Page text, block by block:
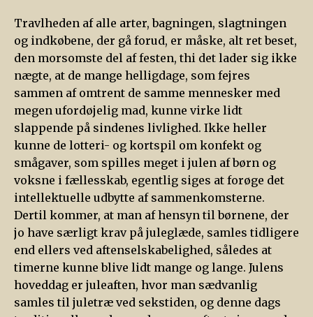
Travlheden af alle arter, bagningen, slagtningen
og indkøbene, der gå forud, er måske, alt ret beset,
den morsomste del af festen, thi det lader sig ikke
nægte, at de mange helligdage, som fejres
sammen af omtrent de samme mennesker med
megen ufordøjelig mad, kunne virke lidt
slappende på sindenes livlighed. Ikke heller
kunne de lotteri- og kortspil om konfekt og
smågaver, som spilles meget i julen af børn og
voksne i fællesskab, egentlig siges at forøge det
intellektuelle udbytte af sammenkomsterne.
Dertil kommer, at man af hensyn til børnene, der
jo have særligt krav på juleglæde, samles tidligere
end ellers ved aftenselskabelighed, således at
timerne kunne blive lidt mange og lange. Julens
hoveddag er juleaften, hvor man sædvanlig
samles til juletræ ved sekstiden, og denne dags